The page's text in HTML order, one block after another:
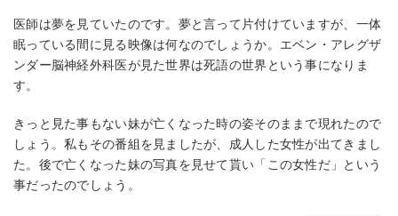
医師は夢を見ていたのです。夢と言って片付けていますが、一体
眠っている間に見る映像は何なのでしょうか。エベン・アレグザ
ンダー脳神経外科医が見た世界は死語の世界という事になりま
す。
きっと見た事もない妹が亡くなった時の姿そのままで現れたので
しょう。私もその番組を見ましたが、成人した女性が出てきまし
た。後で亡くなった妹の写真を見せて貰い「この女性だ」という
事だったのでしょう。